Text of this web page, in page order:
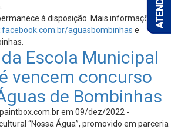
à disposição. Mais informações
aguasbombinhas e
Escola Municipal
vencem concurso
de Bombinhas
em 09/dez/2022 -
“Nossa Água”, promovido em parceria